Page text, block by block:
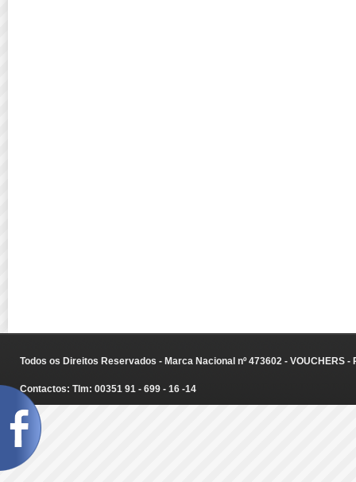
Todos os Direitos Reservados - Marca Nacional nº 473602 - VOUCHERS
Contactos: Tlm: 00351 91 - 699 - 16 -14